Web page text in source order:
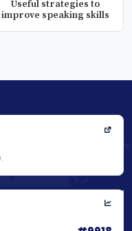
Useful strategies to
improve speaking skills